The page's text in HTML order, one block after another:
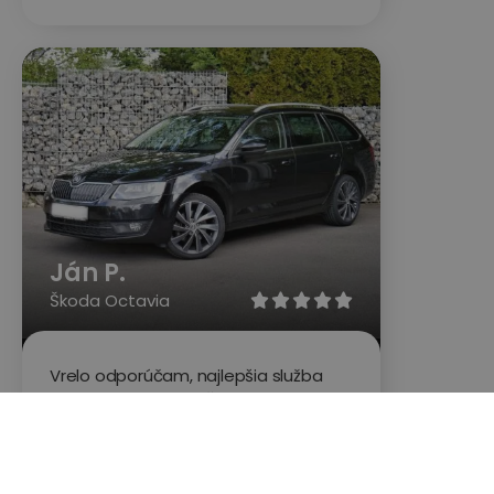
    
Ján P.
Škoda Octavia
Vrelo odporúčam, najlepšia služba
pre kontrolu auta. Všetko prehliadne